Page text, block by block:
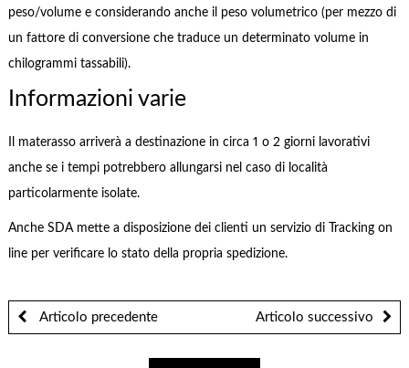
peso/volume e considerando anche il peso volumetrico (per mezzo di
un fattore di conversione che traduce un determinato volume in
chilogrammi tassabili).
Informazioni varie
Il materasso arriverà a destinazione in circa 1 o 2 giorni lavorativi
anche se i tempi potrebbero allungarsi nel caso di località
particolarmente isolate.
Anche SDA mette a disposizione dei clienti un servizio di Tracking on
line per verificare lo stato della propria spedizione.
Articolo precedente Articolo successivo